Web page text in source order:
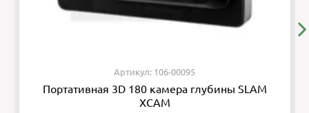
Артикул: 106-00095
Портативная 3D 180 камера глубины SLAM
XCAM